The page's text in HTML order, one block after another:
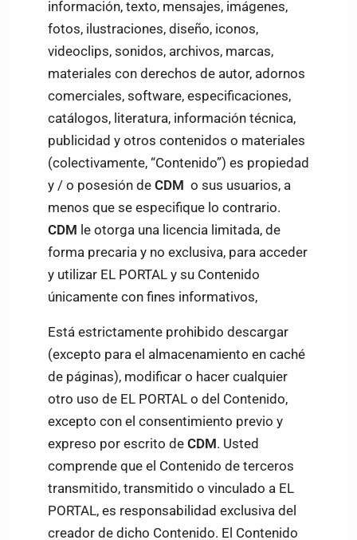
información, texto, mensajes, imágenes,
fotos, ilustraciones, diseño, iconos,
videoclips, sonidos, archivos, marcas,
materiales con derechos de autor, adornos
comerciales, software, especificaciones,
catálogos, literatura, información técnica,
publicidad y otros contenidos o materiales
(colectivamente, “Contenido”) es propiedad
y / o posesión de CDM o sus usuarios, a
menos que se especifique lo contrario.
CDM le otorga una licencia limitada, de
forma precaria y no exclusiva, para acceder
y utilizar EL PORTAL y su Contenido
únicamente con fines informativos,
Está estrictamente prohibido descargar
(excepto para el almacenamiento en caché
de páginas), modificar o hacer cualquier
otro uso de EL PORTAL o del Contenido,
excepto con el consentimiento previo y
expreso por escrito de CDM. Usted
comprende que el Contenido de terceros
transmitido, transmitido o vinculado a EL
PORTAL, es responsabilidad exclusiva del
creador de dicho Contenido. El Contenido